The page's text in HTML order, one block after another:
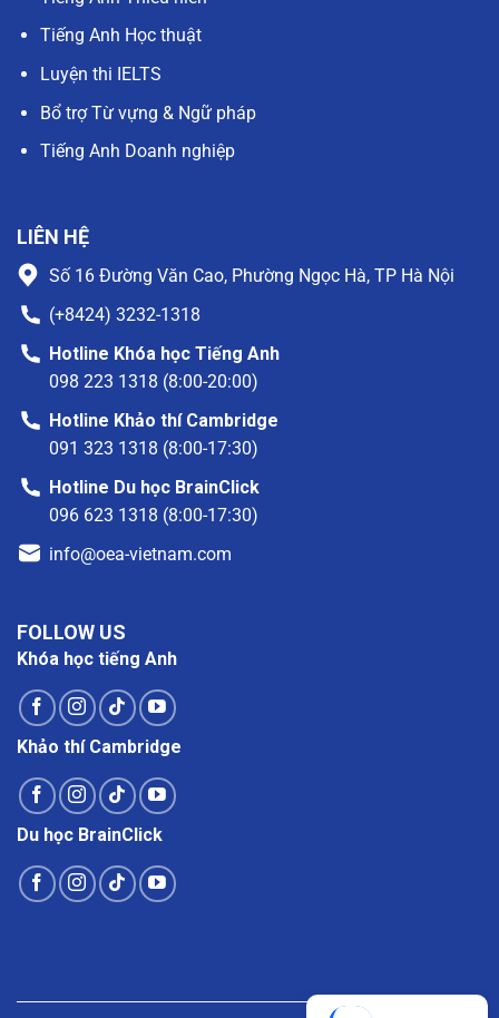
Tiếng Anh Học thuật
Luyện thi IELTS
Bổ trợ Từ vựng & Ngữ pháp
Tiếng Anh Doanh nghiệp
LIÊN HỆ
Số 16 Đường Văn Cao, Phường Ngọc Hà, TP Hà Nội
(+8424) 3232-1318
Hotline Khóa học Tiếng Anh
098 223 1318 (8:00-20:00)
Hotline Khảo thí Cambridge
091 323 1318 (8:00-17:30)
Hotline Du học BrainClick
096 623 1318 (8:00-17:30)
info@oea-vietnam.com
FOLLOW US
Khóa học tiếng Anh
Khảo thí Cambridge
Du học BrainClick